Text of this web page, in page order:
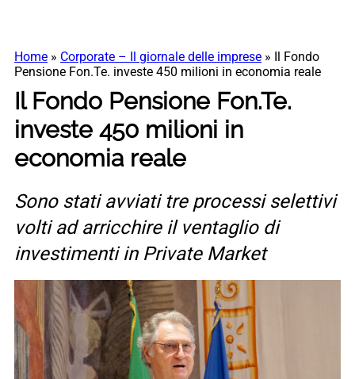
Home » Corporate – Il giornale delle imprese »
Il Fondo
Pensione Fon.Te. investe 450 milioni in economia reale
Il Fondo Pensione Fon.Te.
investe 450 milioni in
economia reale
Sono stati avviati tre processi selettivi
volti ad arricchire il ventaglio di
investimenti in Private Market